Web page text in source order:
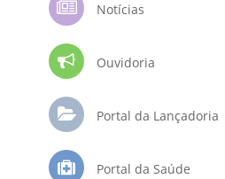
Notícias
Ouvidoria
Portal da Lançadoria
Portal da Saúde